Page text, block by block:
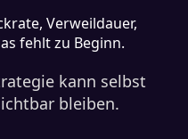
Verweildauer,
fehlt zu Beginn.
kann selbst
bleiben.